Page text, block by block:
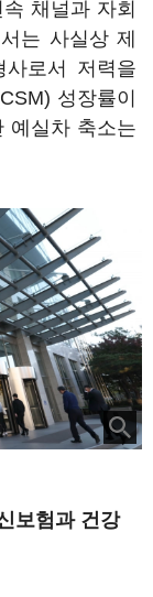
채널과 자회
는 사실상 제
사로서 저력을
성장률이
예실차 축소는
보험과 건강